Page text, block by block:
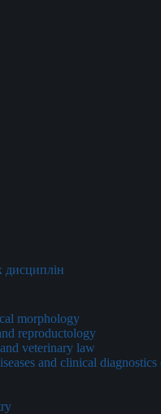
дисциплін
morphology
reproductology
veterinary law
and clinical